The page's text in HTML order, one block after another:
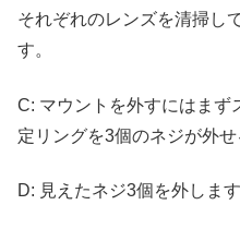
それぞれのレンズを清掃し
す。
C: マウントを外すにはまず
定リングを3個のネジが外せ
D: 見えたネジ3個を外します